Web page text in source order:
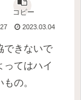
コピー
2023.03.04
できないで
ってはハイ
の。